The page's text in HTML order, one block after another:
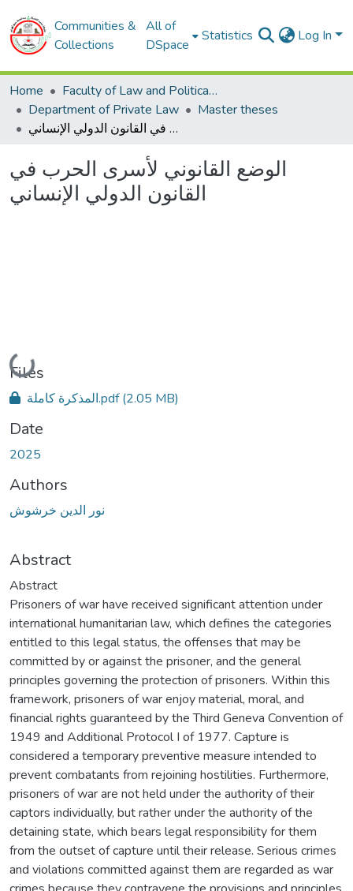
Communities &
Collections
All of
DSpace
Statistics Log In
Home
Faculty of Law and Political Sciences
Department of Private Law
Master theses
الوضع القانوني لأسرى الحرب في القانون الدولي الإنساني
الوضع القانوني لأسرى الحرب في
القانون الدولي الإنساني
Loading...
Files
المذكرة كاملة.pdf(2.05 MB)
Date
2025
Authors
نور الدين خرشوش
Abstract
Abstract
Prisoners of war have received significant attention under
international humanitarian law, which defines the categories
entitled to this legal status, the offenses that may be
committed by or against the prisoner, and the general
principles governing the protection of prisoners. Within this
framework, prisoners of war enjoy material, moral, and
financial rights guaranteed by the Third Geneva Convention of
1949 and Additional Protocol I of 1977. Capture is
considered a temporary preventive measure intended to
prevent combatants from rejoining hostilities. Furthermore,
prisoners of war are not held under the authority of their
captors individually, but rather under the authority of the
detaining state, which bears legal responsibility for them
from the outset of capture until their release. Serious crimes
and violations committed against them are regarded as war